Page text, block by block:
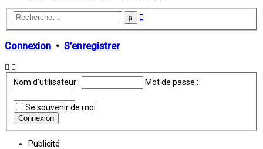
Rechercher
Recherche
Connexion • S’enregistrer
Nom d’utilisateur : Mot de passe :
Se souvenir de moi
Publicité